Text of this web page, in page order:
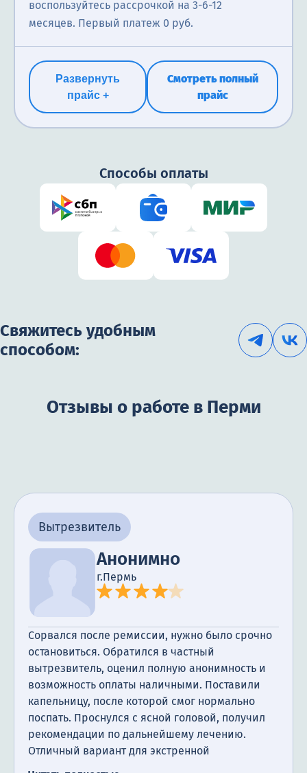
воспользуйтесь рассрочкой на 3-6-12
месяцев. Первый платеж 0 руб.
Развернуть
прайс +
Смотреть полный
прайс
Способы оплаты
Свяжитесь удобным
способом:
Отзывы о работе в Перми
Вытрезвитель
Анонимно
г.Пермь
Сорвался после ремиссии, нужно было срочно
остановиться. Обратился в частный
вытрезвитель, оценил полную анонимность и
возможность оплаты наличными. Поставили
капельницу, после которой смог нормально
поспать. Проснулся с ясной головой, получил
рекомендации по дальнейшему лечению.
Отличный вариант для экстренной